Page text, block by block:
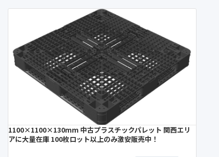
1100×1100×130mm 中古プラスチックパレット 関西エリ
アに大量在庫 100枚ロット以上のみ激安販売中！